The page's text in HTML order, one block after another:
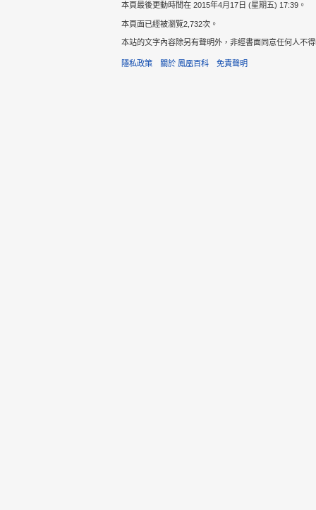
本頁最後更動時間在 2015年4月17日 (星期五) 17:39。
本頁面已經被瀏覽2,732次。
本站的文字內容除另有聲明外，非經書面同意任何人不
隱私政策 關於 鳳凰百科 免責聲明